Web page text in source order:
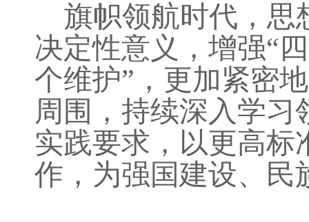
旗帜领航时代，思
决定性意义，增强“
个维护”，更加紧密
周围，持续深入学
实践要求，以更高标
作，为强国建设、民